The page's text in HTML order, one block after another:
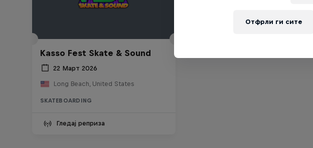
Kasso Fest Skate & Sound
22 Март 2026
Long Beach, United States
SKATEBOARDING
Гледај реприза
Отфрли ги сите